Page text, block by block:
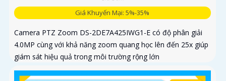
Giá Khuyến Mại: 5%-35%
Camera PTZ Zoom DS-2DE7A425IWG1-E có độ phân giải
4.0MP cùng với khả năng zoom quang học lên đến 25x giúp
giám sát hiệu quả trong môi trường rộng lớn